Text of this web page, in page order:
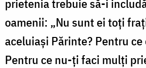
prietenia trebuie să-i
oamenii: „Nu sunt ei toți
aceluiași Părinte? Pentru
Pentru ce nu-ți faci mulți